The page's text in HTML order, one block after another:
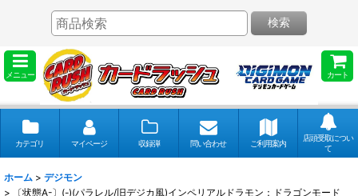
メニュー カート
検索
カテゴリ マイページ 収録弾 問い合わせ ご利用案内
店頭受取につい
て
ホーム > デジモン
>
〔状態A-〕(-)(パラレル/旧デジカ風)インペリアルドラモン：ドラゴンモード